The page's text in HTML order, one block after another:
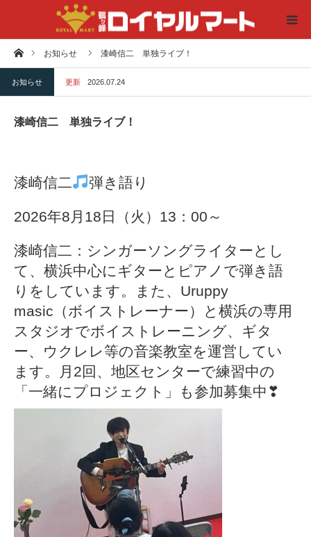
ホームお知らせ 漆崎信二 単独ライブ！
お知らせ 更新 2026.07.24
漆崎信二 単独ライブ！
漆崎信二 弾き語り
2026年8月18日（火）13：00～
漆崎信二：シンガーソングライターとし
て、横浜中心にギターとピアノで弾き語
りをしています。また、Uruppy
masic（ボイストレーナー）と横浜の専用
スタジオでボイストレーニング、ギタ
ー、ウクレレ等の音楽教室を運営してい
ます。月2回、地区センターで練習中の
「一緒にプロジェクト」も参加募集中❣
HOME
店舗一覧
お知らせ
レンタルスペース
お問い合わせ